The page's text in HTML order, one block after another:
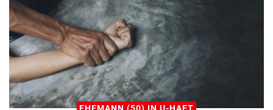
EHEMANN (50) IN U-HAFT